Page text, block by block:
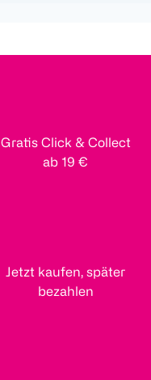
Gratis Click & Collect
ab 19 €
Jetzt kaufen, später
bezahlen